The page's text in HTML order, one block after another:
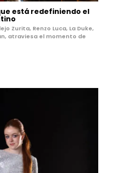
está redefiniendo el
Zurita, Renzo Luca, La Duke,
atraviesa el momento de